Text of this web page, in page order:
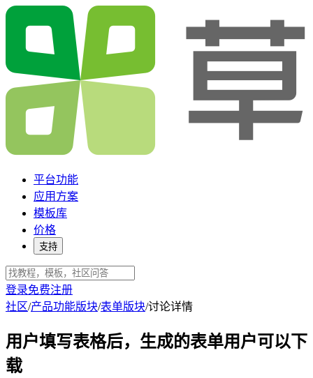
平台功能
应用方案
模板库
价格
支持
登录免费注册
社区/产品功能版块/表单版块/讨论详情
用户填写表格后，生成的表单用户可以下
载